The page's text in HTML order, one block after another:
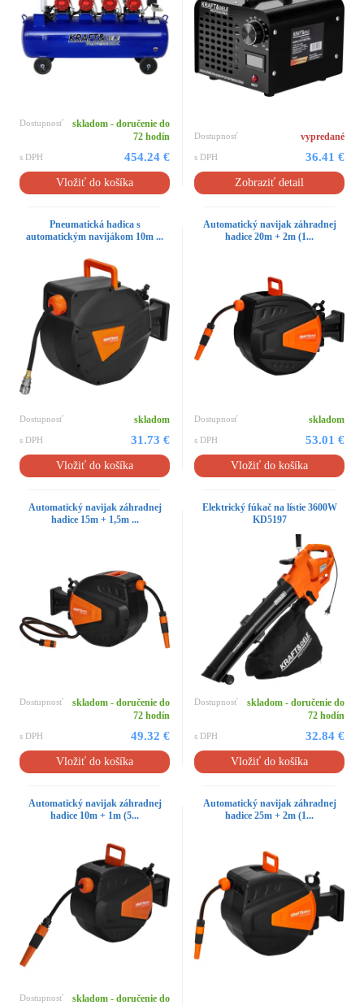
Dostupnosť
skladom - doručenie do
72 hodín
s DPH 454.24 €
Vložiť do košíka
Dostupnosť vypredané
s DPH 36.41 €
Zobraziť detail
Pneumatická hadica s
automatickým navijákom 10m ...
Dostupnosť skladom
s DPH 31.73 €
Vložiť do košíka
Automatický navijak záhradnej
hadice 20m + 2m (1...
Dostupnosť skladom
s DPH 53.01 €
Vložiť do košíka
Automatický navijak záhradnej
hadice 15m + 1,5m ...
Dostupnosť
skladom - doručenie do
72 hodín
s DPH 49.32 €
Vložiť do košíka
Elektrický fúkač na lístie 3600W
KD5197
Dostupnosť
skladom - doručenie do
72 hodín
s DPH 32.84 €
Vložiť do košíka
Automatický navijak záhradnej
hadice 10m + 1m (5...
Dostupnosť skladom - doručenie do
Automatický navijak záhradnej
hadice 25m + 2m (1...